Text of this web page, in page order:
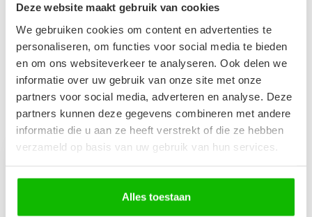
Deze website maakt gebruik van cookies
We gebruiken cookies om content en advertenties te
personaliseren, om functies voor social media te bieden
en om ons websiteverkeer te analyseren. Ook delen we
informatie over uw gebruik van onze site met onze
partners voor social media, adverteren en analyse. Deze
partners kunnen deze gegevens combineren met andere
informatie die u aan ze heeft verstrekt of die ze hebben
verzameld op basis van uw gebruik van hun services.
Alles toestaan
Badkamerkast Thermis 40 x
30 x 150 cm - licht eiken
Op voorraad
€329,00
Recent bekeken